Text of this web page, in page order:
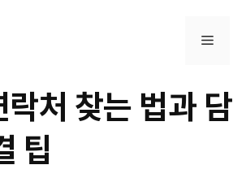
메
처 찾는 법과 담
팁